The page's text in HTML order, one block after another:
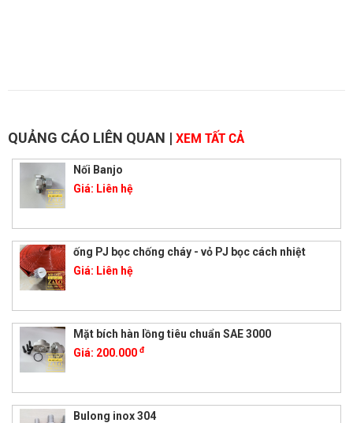
QUẢNG CÁO LIÊN QUAN | XEM TẤT CẢ
Nối Banjo
Giá: Liên hệ
ống PJ bọc chống cháy - vỏ PJ bọc cách nhiệt
Giá: Liên hệ
Mặt bích hàn lồng tiêu chuẩn SAE 3000
Giá: 200.000 đ
Bulong inox 304